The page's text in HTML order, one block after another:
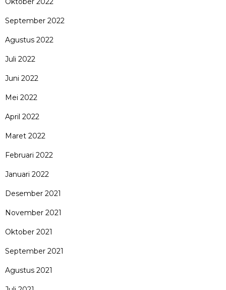
September 2022
Agustus 2022
Juli 2022
Juni 2022
Mei 2022
April 2022
Maret 2022
Februari 2022
Januari 2022
Desember 2021
November 2021
Oktober 2021
September 2021
Agustus 2021